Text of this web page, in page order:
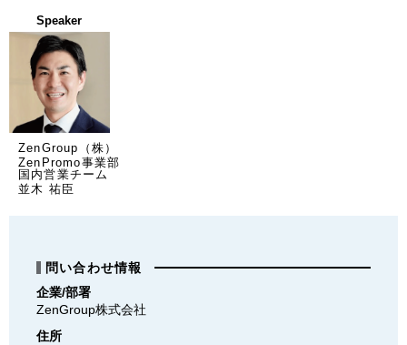
Speaker
ZenGroup（株）
ZenPromo事業部
国内営業チーム
並木 祐臣
問い合わせ情報
企業/部署
ZenGroup株式会社
住所